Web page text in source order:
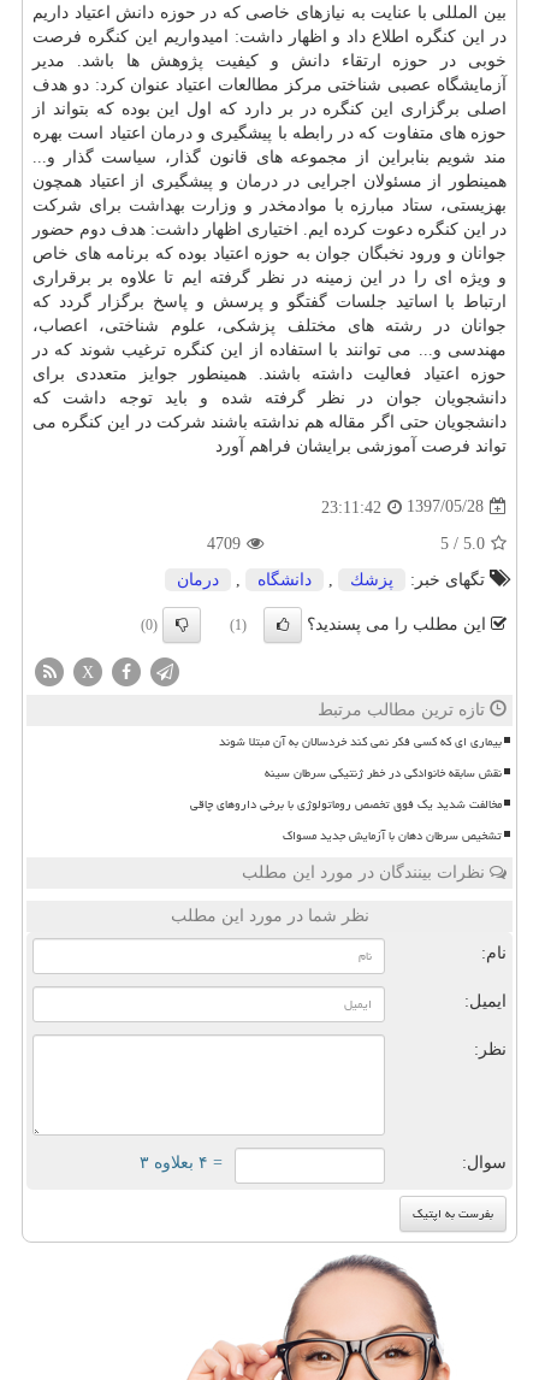
بین المللی با عنایت به نیازهای خاصی كه در حوزه دانش اعتیاد داریم
در این كنگره اطلاع داد و اظهار داشت: امیدواریم این كنگره فرصت
خوبی در حوزه ارتقاء دانش و كیفیت پژوهش ها باشد. مدیر
آزمایشگاه عصبی شناختی مركز مطالعات اعتیاد عنوان كرد: دو هدف
اصلی برگزاری این كنگره در بر دارد كه اول این بوده كه بتواند از
حوزه های متفاوت كه در رابطه با پیشگیری ودرمان اعتیاد است بهره
مند شویم بنابراین از مجموعه های قانون گذار، سیاست گذار و...
همینطور از مسئولان اجرایی دردرمان و پیشگیری از اعتیاد همچون
بهزیستی، ستاد مبارزه با موادمخدر و وزارت بهداشت برای شركت
در این كنگره دعوت كرده ایم. اختیاری اظهار داشت: هدف دوم حضور
جوانان و ورود نخبگان جوان به حوزه اعتیاد بوده كه برنامه های خاص
و ویژه ای را در این زمینه در نظر گرفته ایم تا علاوه بر برقراری
ارتباط با اساتید جلسات گفتگو و پرسش و پاسخ برگزار گردد كه
جوانان در رشته های مختلف پزشكی، علوم شناختی، اعصاب،
مهندسی و... می توانند با استفاده از این كنگره ترغیب شوند كه در
حوزه اعتیاد فعالیت داشته باشند. همینطور جوایز متعددی برای
دانشجویان جوان در نظر گرفته شده و باید توجه داشت كه
دانشجویان حتی اگر مقاله هم نداشته باشند شركت در این كنگره می
تواند فرصت آموزشی برایشان فراهم آورد
1397/05/28
23:11:42
5.0
/
5
4709
تگهای خبر:
پزشك دانشگاه درمان
این مطلب را می پسندید؟ (1)
(0)
X
تازه ترین مطالب مرتبط
بیماری ای که کسی فکر نمی کند خردسالان به آن مبتلا شوند
نقش سابقه خانوادگی در خطر ژنتیکی سرطان سینه
مخالفت شدید یک فوق تخصص روماتولوژی با برخی داروهای چاقی
تشخیص سرطان دهان با آزمایش جدید مسواک
نظرات بینندگان در مورد این مطلب
نظر شما در مورد این مطلب
نام:
ایمیل:
نظر:
سوال: = ۴ بعلاوه ۳